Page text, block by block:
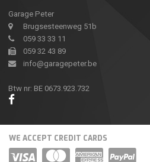
Garage Peter
Brugsesteenweg 51b
059 33 33 11
059 32 43 89
info@garagepeter.be
Btw nr: BE 0673.923.732
WE ACCEPT CREDIT CARDS